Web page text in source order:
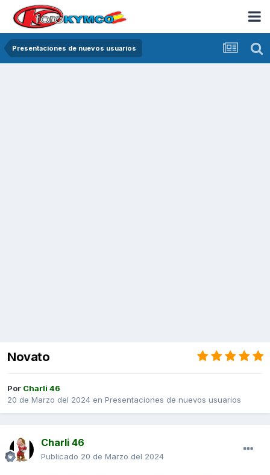
Presentaciones de nuevos usuarios
Novato
Por Charli 46
20 de Marzo del 2024 en Presentaciones de nuevos usuarios
Charli 46
Publicado 20 de Marzo del 2024